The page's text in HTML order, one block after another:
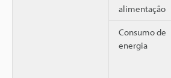
alimentação
Consumo de
energia